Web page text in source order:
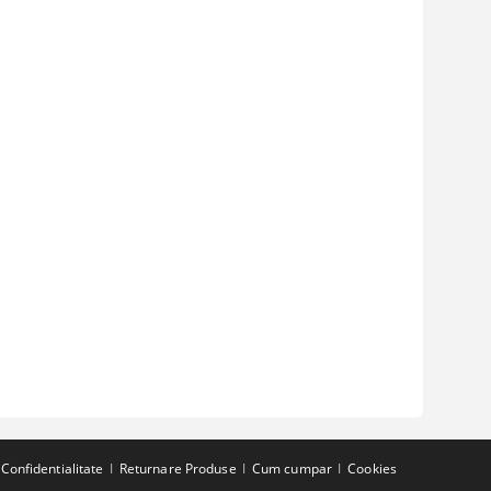
Confidentialitate Returnare Produse Cum cumpar Cookies